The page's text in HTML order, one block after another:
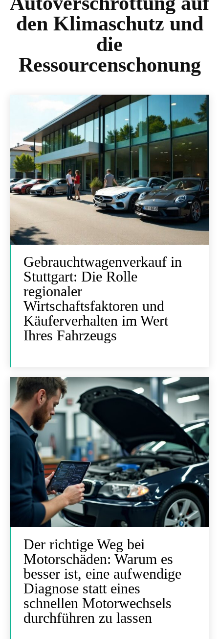
den Klimaschutz und
die
Ressourcenschonung
Gebrauchtwagenverkauf in
Stuttgart: Die Rolle
regionaler
Wirtschaftsfaktoren und
Käuferverhalten im Wert
Ihres Fahrzeugs
Der richtige Weg bei
Motorschäden: Warum es
besser ist, eine aufwendige
Diagnose statt eines
schnellen Motorwechsels
durchführen zu lassen